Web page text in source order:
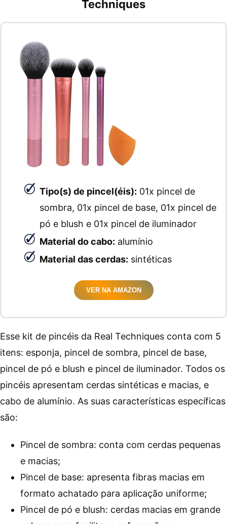
Techniques
Tipo(s) de pincel(éis): 01x pincel de
sombra, 01x pincel de base, 01x pincel de
pó e blush e 01x pincel de iluminador
Material do cabo: alumínio
Material das cerdas: sintéticas
VER NA AMAZON
Esse kit de pincéis da Real Techniques conta com 5
itens: esponja, pincel de sombra, pincel de base,
pincel de pó e blush e pincel de iluminador. Todos os
pincéis apresentam cerdas sintéticas e macias, e
cabo de alumínio. As suas características específicas
são:
Pincel de sombra: conta com cerdas pequenas
e macias;
Pincel de base: apresenta fibras macias em
formato achatado para aplicação uniforme;
Pincel de pó e blush: cerdas macias em grande